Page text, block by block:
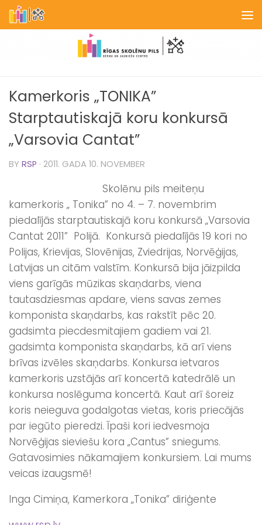
Skip to content
Kamerkoris „TONIKA”
Starptautiskajā koru konkursā
„Varsovia Cantat”
BY RSP · 2011. GADA 10. NOVEMBER
Skolēnu pils meiteņu
kamerkoris „ Tonika” no 4. – 7. novembrim
piedalījās starptautiskajā koru konkursā „Varsovia
Cantat 2011” Polijā. Konkursā piedalījās 19 kori no
Polijas, Krievijas, Slovēnijas, Zviedrijas, Norvēģijas,
Latvijas un citām valstīm. Konkursā bija jāizpilda
viens garīgās mūzikas skaņdarbs, viena
tautasdziesmas apdare, viens savas zemes
komponista skaņdarbs, kas rakstīt pēc 20.
gadsimta piecdesmitajiem gadiem vai 21.
gadsimta komponista skaņdarbs, kā arī viens
brīvas izvēles skaņdarbs. Konkursa ietvaros
kamerkoris uzstājās arī koncertā katedrālē un
konkursa noslēguma koncertā. Kaut arī šoreiz
koris neieguva godalgotas vietas, koris priecājās
par iegūto pieredzi. Īpaši kori iedvesmoja
Norvēģijas sieviešu kora „Cantus” sniegums.
Gatavosimies nākamajiem konkursiem. Lai mums
veicas izaugsmē!
Inga Cimiņa, Kamerkora „Tonika” diriģente